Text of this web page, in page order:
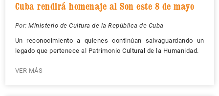
Cuba rendirá homenaje al Son este 8 de mayo
Por: Ministerio de Cultura de la República de Cuba
Un reconocimiento a quienes continúan salvaguardando un
legado que pertenece al Patrimonio Cultural de la Humanidad.
VER MÁS